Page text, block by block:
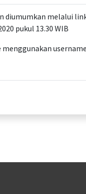
diumumkan melalui
pukul 13.30 WIB